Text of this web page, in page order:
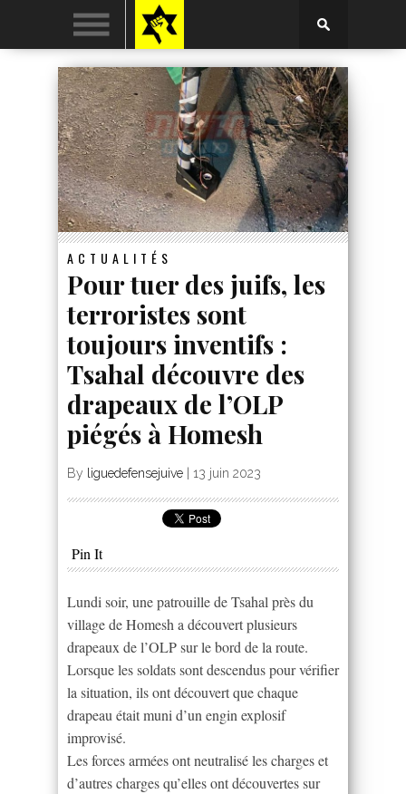
ACTUALITÉS
Pour tuer des juifs, les
terroristes sont
toujours inventifs :
Tsahal découvre des
drapeaux de l’OLP
piégés à Homesh
By liguedefensejuive 13 juin 2023
Pin It
Lundi soir, une patrouille de Tsahal près du
village de Homesh a découvert plusieurs
drapeaux de l’OLP sur le bord de la route.
Lorsque les soldats sont descendus pour vérifier
la situation, ils ont découvert que chaque
drapeau était muni d’un engin explosif
improvisé.
Les forces armées ont neutralisé les charges et
d’autres charges qu’elles ont découvertes sur